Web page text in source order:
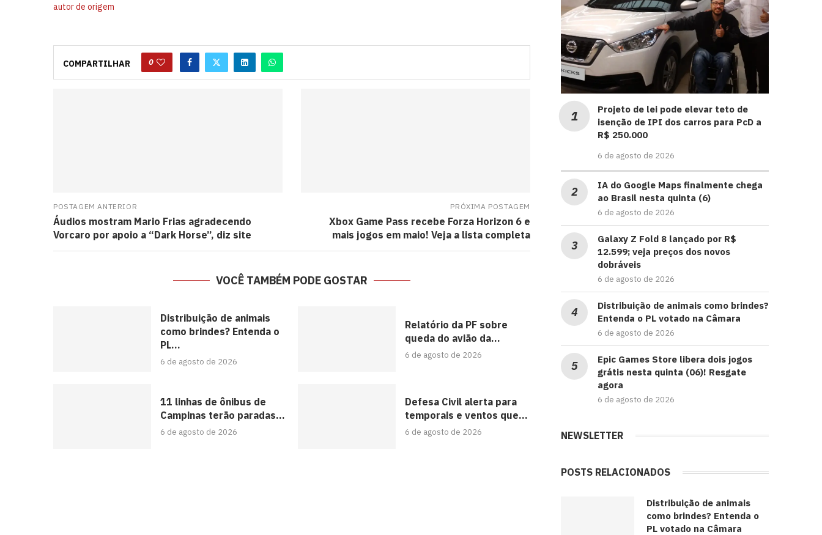
autor de origem
COMPARTILHAR 0
POSTAGEM ANTERIOR
Áudios mostram Mario Frias agradecendo
Vorcaro por apoio a “Dark Horse”, diz site
PRÓXIMA POSTAGEM
Xbox Game Pass recebe Forza Horizon 6 e
mais jogos em maio! Veja a lista completa
VOCÊ TAMBÉM PODE GOSTAR
Distribuição de animais
como brindes? Entenda o
PL...
6 de agosto de 2026
Relatório da PF sobre
queda do avião da...
6 de agosto de 2026
11 linhas de ônibus de
Campinas terão paradas...
6 de agosto de 2026
Defesa Civil alerta para
temporais e ventos que...
6 de agosto de 2026
Projeto de lei pode elevar teto de
isenção de IPI dos carros para PcD a
R$ 250.000
6 de agosto de 2026
IA do Google Maps finalmente chega
ao Brasil nesta quinta (6)
6 de agosto de 2026
Galaxy Z Fold 8 lançado por R$
12.599; veja preços dos novos
dobráveis
6 de agosto de 2026
Distribuição de animais como brindes?
Entenda o PL votado na Câmara
6 de agosto de 2026
Epic Games Store libera dois jogos
grátis nesta quinta (06)! Resgate
agora
6 de agosto de 2026
NEWSLETTER
POSTS RELACIONADOS
Distribuição de animais
como brindes? Entenda o
PL votado na Câmara